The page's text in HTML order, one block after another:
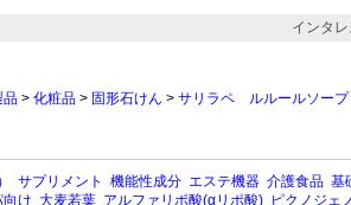
インタ
品 > 化粧品 > 固形石けん > サリラペ ルルールソー
サプリメント 機能性成分 エステ機器 介護食品 基
け 大麦若葉 アルファリポ酸(αリポ酸) ピクノジェ